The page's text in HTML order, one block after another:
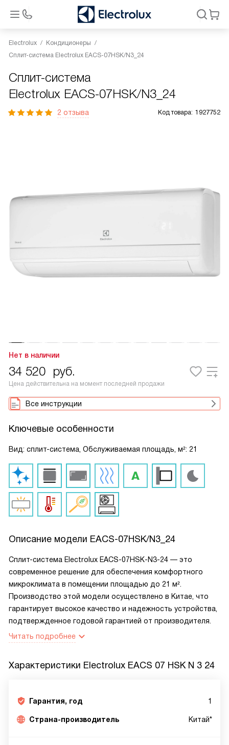
Electrolux
Кондиционеры
Сплит-система Electrolux EACS-07HSK/N3_24
Сплит-система
Electrolux EACS-07HSK/N3_24
2 отзыва Код товара: 1927752
Нет в наличии
34 520 руб.
Цена действительна на момент последней продажи
Все инструкции
Ключевые особенности
Вид: сплит-система, Обслуживаемая площадь, м²: 21
Описание модели EACS-07HSK/N3_24
Сплит-система Electrolux EACS-07HSK-N3-24 — это
современное решение для обеспечения комфортного
микроклимата в помещении площадью до 21 м².
Производство этой модели осуществлено в Китае, что
гарантирует высокое качество и надежность устройства,
подтвержденное годовой гарантией от производителя.
Читать подробнее
Характеристики Electrolux EACS 07 HSK N 3 24
Гарантия, год 1
Страна-производитель Китай*